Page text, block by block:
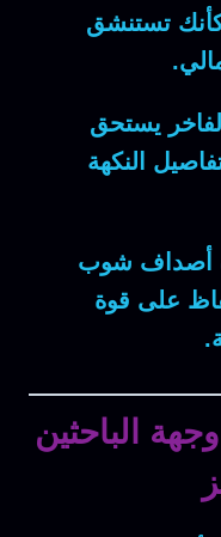
تستنشق
يستحق
النكهة
أصداف شوب
على قوة
الباحثين